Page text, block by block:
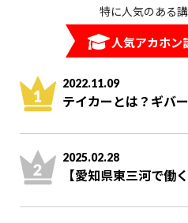
特に人気のある
人気アカホン
2022.11.09
テイカーとは？ギバ
2025.02.28
【愛知県東三河で働